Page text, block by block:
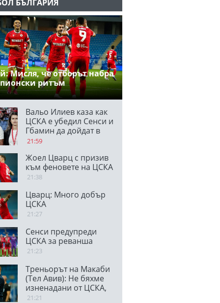
БЪЛГАРИЯ
Мисля, че отборът набра
ритъм
Вальо Илиев каза как
ЦСКА е убедил Сенси и
Гбамин да дойдат в
клуба и отсече:
изключителен двубой
21:59
Жоел Цварц с призив
към феновете на ЦСКА
21:38
Цварц: Много добър
ЦСКА
21:27
Сенси предупреди
ЦСКА за реванша
21:23
Треньорът на Макаби
(Тел Авив): Не бяхме
изненадани от ЦСКА,
очаква ни огромно
21:21